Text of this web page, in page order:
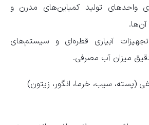
واحدهای تولید کمباین‌های مدرن و
آبیاری قطره‌ای و سیستم‌های
میزان آب مصرفی.